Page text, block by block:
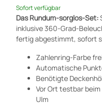
Sofort verfügbar
Das Rundum-sorglos-Set:
inklusive 360-Grad-
fertig abgestimmt, sofort
Zahlenring-Farbe
Automatische
Benötigte
Vor Ort testbar
Ulm